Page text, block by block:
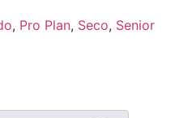
, Pro Plan, Seco, Senior